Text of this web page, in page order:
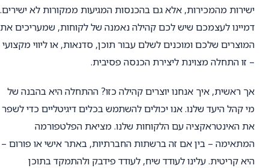
ישירות מהמכירות, אלא גם בהכנסות המגיעות ממקורות לא ישירים.
דמיינו לעצמכם שיש לכם קהילה נאמנה של לקוחות, שמעריכים את
המוצרים שלכם ומוכנים לשלם עבור תוכן, סדנאות, או ליווי מקצועי
– זו התחלה מצוינת ליצירת הכנסה פסיבית.
אך ראשית, איך אנחנו יוצרים קהילה כזו? ההתחלה היא בהבנה של
מי קהל היעד שלנו. אנו יכולים להשתמש בכלים דיגיטליים כדי לשפר
את האינטראקציה עם הלקוחות שלנו. מציאת הפלטפורמה
המתאימה – בין אם זה ברשתות החברתיות, באתר אישי או פורום –
היא קריטית. עלינו לעודד שיח, לעודד פידבק ולהתמקד בתוכן